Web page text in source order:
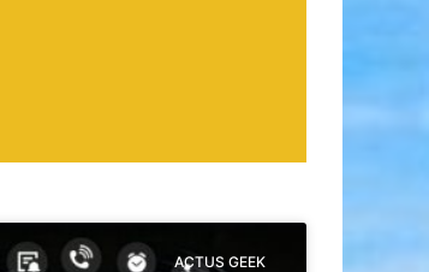
ACTUS GEEK